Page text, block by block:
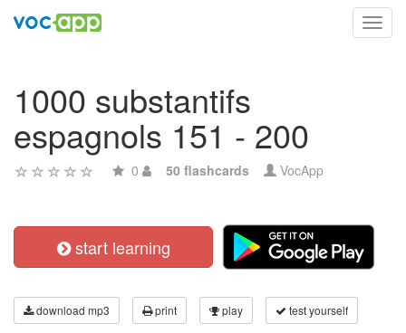
1000 substantifs
espagnols 151 - 200
0 50 flashcards VocApp
start learning
download mp3 print play test yourself